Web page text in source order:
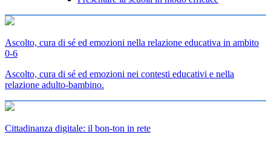
Ascolto, cura di sé ed emozioni nella relazione educativa in ambito
0-6
Ascolto, cura di sé ed emozioni nei contesti educativi e nella
relazione adulto-bambino.
Cittadinanza digitale: il bon-ton in rete